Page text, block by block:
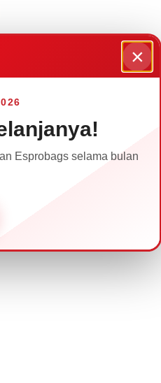
ditambahkan logo
×
Esprobags selama bulan